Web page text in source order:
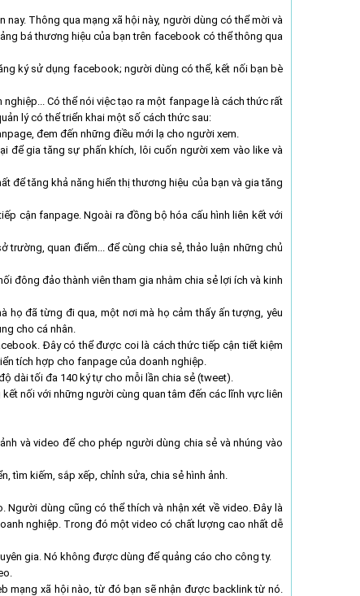
Thông qua mạng xã hội này, người dùng có thể mời và
bá thương hiệu của bạn trên facebook có thể thông qua
ký sử dụng facebook; người dùng có thể, kết nối bạn bè
Có thể nói việc tạo ra một fanpage là cách thức rất
lý có thể triển khai một số cách thức sau:
đem đến những điều mới lạ cho người xem.
để gia tăng sự phấn khích, lôi cuốn người xem vào like và
để tăng khả năng hiển thị thương hiệu của bạn và gia tăng
cận fanpage. Ngoài ra đồng bộ hóa cấu hình liên kết với
trường, quan điểm... để cùng chia sẻ, thảo luận những chủ
đông đảo thành viên tham gia nhằm chia sẻ lợi ích và kinh
họ đã từng đi qua, một nơi mà họ cảm thấy ấn tượng, yêu
cho cá nhân.
Đây có thể được coi là cách thức tiếp cận tiết kiệm
tích hợp cho fanpage của doanh nghiệp.
dài tối đa 140 ký tự cho mỗi lần chia sẻ (tweet).
nối với những người cùng quan tâm đến các lĩnh vực liên
và video để cho phép người dùng chia sẻ và nhúng vào
tìm kiếm, sắp xếp, chỉnh sửa, chia sẻ hình ảnh.
dùng cũng có thể thích và nhận xét về video. Đây là
nghiệp. Trong đó một video có chất lượng cao nhất dễ
gia. Nó không được dùng để quảng cáo cho công ty.
mạng xã hội nào, từ đó bạn sẽ nhận được backlink từ nó.